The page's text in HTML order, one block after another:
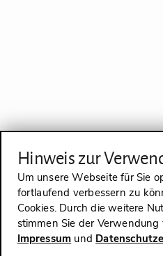
Hinweis zur
Um unsere Webseite für Sie
fortlaufend verbessern zu
Cookies. Durch die weitere
stimmen Sie der Verwendung
Impressum und